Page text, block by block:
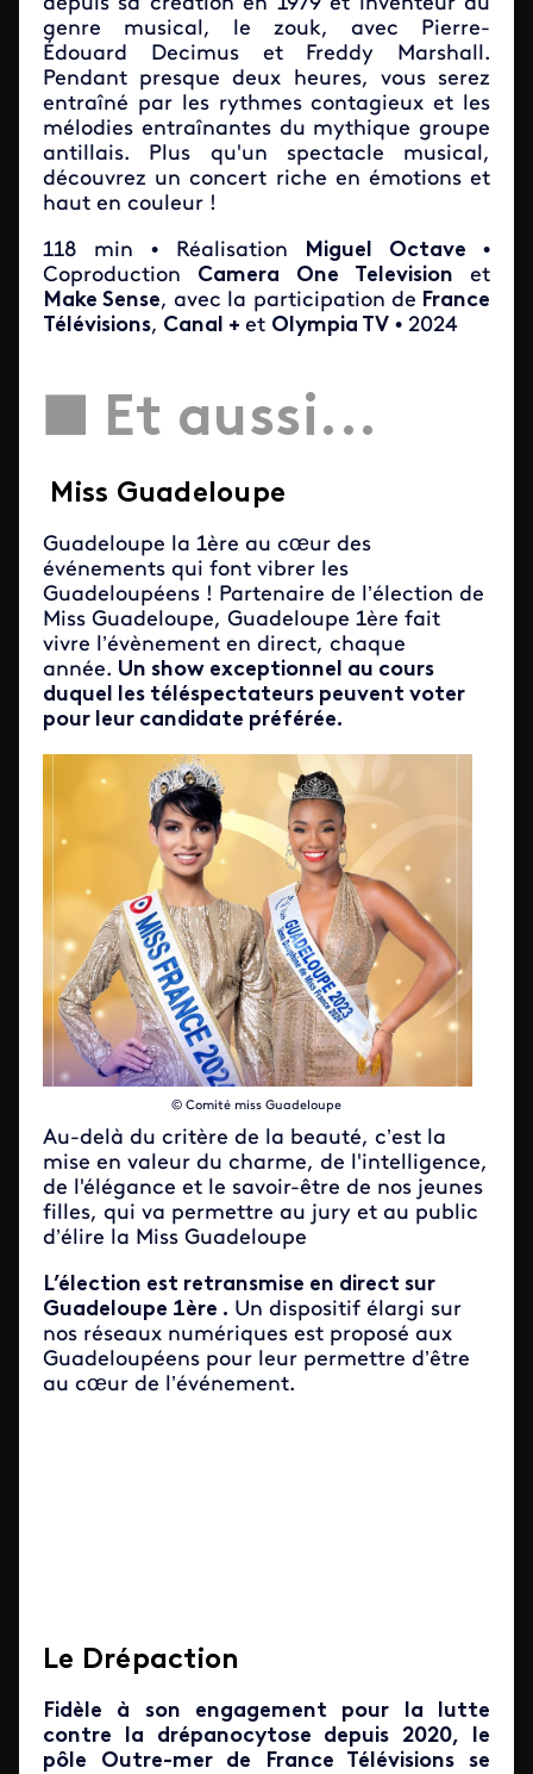
genre musical, le zouk, avec Pierre-
Édouard Decimus et Freddy Marshall.
Pendant presque deux heures, vous serez
entraîné par les rythmes contagieux et les
mélodies entraînantes du mythique groupe
antillais. Plus qu'un spectacle musical,
découvrez un concert riche en émotions et
haut en couleur !
118 min • Réalisation Miguel Octave•
Coproduction Camera One Television et
Make Sense, avec la participation de France
Télévisions, Canal + et Olympia TV • 2024
■ Et aussi...
Miss Guadeloupe
Guadeloupe la 1ère au cœur des
événements qui font vibrer les
Guadeloupéens ! Partenaire de l’élection de
Miss Guadeloupe, Guadeloupe 1ère fait
vivre l’évènement en direct, chaque
année. Un show exceptionnel au cours
duquel les téléspectateurs peuvent voter
pour leur candidate préférée.
​© Comité miss Guadeloupe
Au-delà du critère de la beauté, c’est la
mise en valeur du charme, de l'intelligence,
de l'élégance et le savoir-être de nos jeunes
filles, qui va permettre au jury et au public
d’élire la Miss Guadeloupe
L’élection est retransmise en direct sur
Guadeloupe 1ère . Un dispositif élargi sur
nos réseaux numériques est proposé aux
Guadeloupéens pour leur permettre d’être
au cœur de l’événement.
Le Drépaction
Fidèle à son engagement pour la lutte
contre la drépanocytose depuis 2020, le
pôle Outre-mer de France Télévisions se